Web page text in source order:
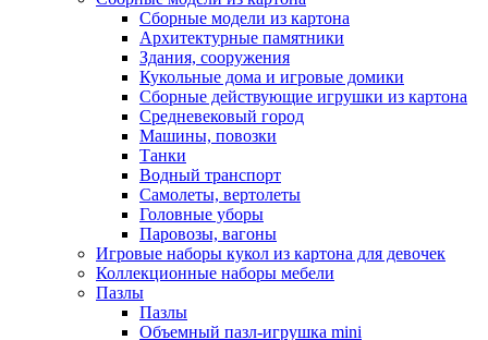
Сборные модели из картона
Архитектурные памятники
Здания, сооружения
Кукольные дома и игровые домики
Сборные действующие игрушки из картона
Средневековый город
Машины, повозки
Танки
Водный транспорт
Самолеты, вертолеты
Головные уборы
Паровозы, вагоны
Игровые наборы кукол из картона для девочек
Коллекционные наборы мебели
Пазлы
Пазлы
Объемный пазл-игрушка mini